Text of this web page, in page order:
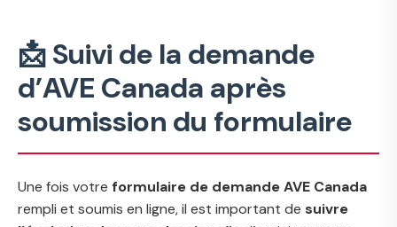
📩 Suivi de la demande
d’AVE Canada après
soumission du formulaire
Une fois votre formulaire de demande AVE Canada
rempli et soumis en ligne, il est important de suivre